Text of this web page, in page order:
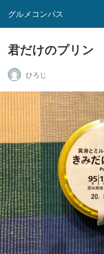
グルメコンパス
君だけのプリン
ひろじ